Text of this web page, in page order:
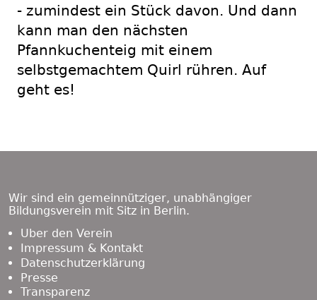
- zumindest ein Stück davon. Und dann
kann man den nächsten
Pfannkuchenteig mit einem
selbstgemachtem Quirl rühren. Auf
geht es!
Wir sind ein gemeinnütziger, unabhängiger
Bildungsverein mit Sitz in Berlin.
Über den Verein
Impressum & Kontakt
Datenschutzerklärung
Presse
Transparenz